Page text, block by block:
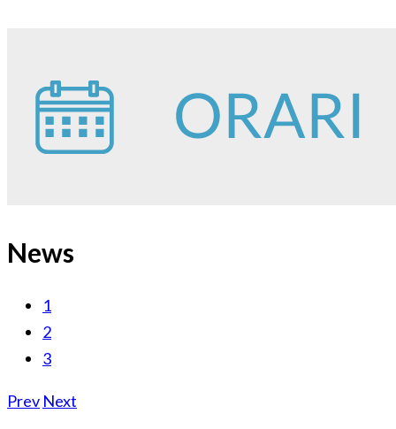
News
1
2
3
Prev Next